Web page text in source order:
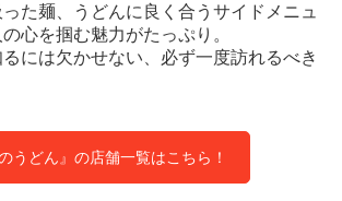
た麺、うどんに良く合うサイドメニュ
心を掴む魅力がたっぷり。
には欠かせない、必ず一度訪れるべき
のうどん』の店舗一覧はこちら！